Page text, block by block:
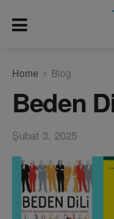
Home Blog
Beden
Şubat 3, 2025